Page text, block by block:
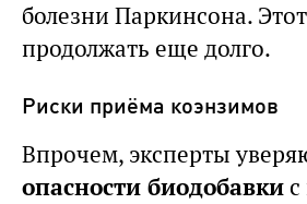
болезни Паркинсона.
продолжать еще долго.
Риски приёма коэнзимов
Впрочем, эксперты
опасности биодобавки